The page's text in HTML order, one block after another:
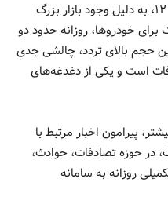
مناطق مرکزی پایتخت به‌ویژه منطقه ۱۲، به دلیل وجود بازار بزرگ
خودروها، روزانه حدود دو
حجم بالای تردد، چالشی جدی
است و یکی از دغدغه‌های
پیرامون اخبار مرتبط با
در حوزه تصادفات، حوادث،
روزانه به سامانه